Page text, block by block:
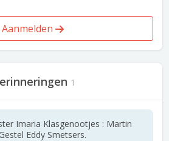
Aanmelden
1
Imaria Klasgenootjes : Martin
Eddy Smetsers.